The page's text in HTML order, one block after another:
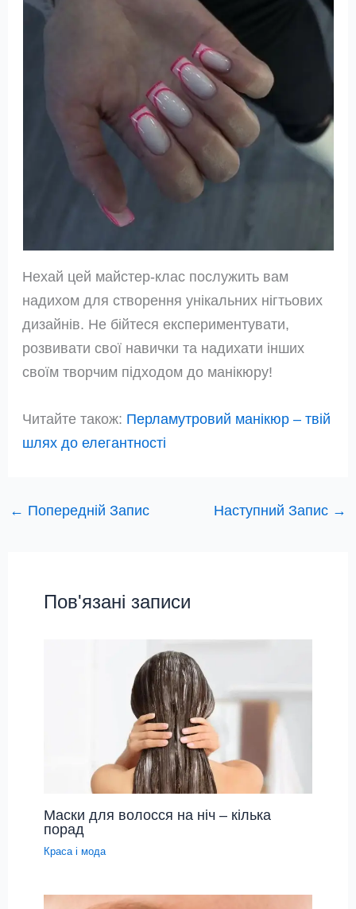
Нехай цей майстер-клас послужить вам
надихом для створення унікальних нігтьових
дизайнів. Не бійтеся експериментувати,
розвивати свої навички та надихати інших
своїм творчим підходом до манікюру!
Читайте також: Перламутровий манікюр – твій
шлях до елегантності
← Попередній Запис Наступний Запис →
Пов'язані записи
Маски для волосся на ніч – кілька
порад
Краса і мода